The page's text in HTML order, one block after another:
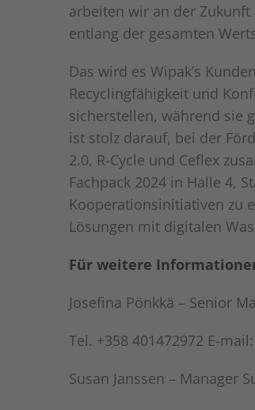
arbeiten wir an der
entlang der gesamten
Das wird es Wipak’s
Recyclingfähigkeit und
sicherstellen, während sie
ist stolz darauf, bei der
2.0, R-Cycle und Ceflex
Fachpack 2024 in Halle 4,
Kooperationsinitiativen zu
Lösungen mit digitalen
Für weitere
Josefina Pönkkä – Senior
Tel. +358 401472972 E-mail:
Susan Janssen – Manager